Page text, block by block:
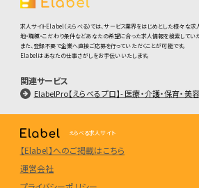
求人サイトElabel（えらべる）では、サービス業界をはじめとした様々な求
地・職種・こだわり条件などあなたの希望に合った求人情報を検索してい
また、登録不要で企業へ直接ご応募を行っていただくことが可能です。
Elabelはあなたの仕事さがしをお手伝いいたします。
関連サービス
ElabelPro【えらべるプロ】- 医療・介護・保育・美
えらべる求人サイト
【Elabel】へのご掲載はこちら
運営会社